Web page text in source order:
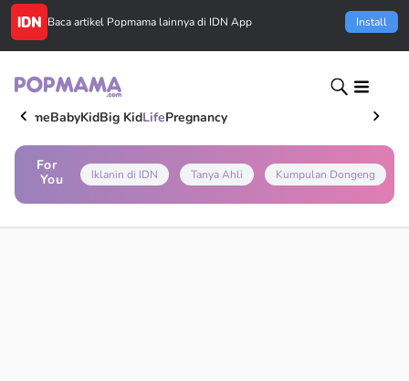
Baca artikel Popmama lainnya di IDN App Install
HomeBabyKidBig KidLifePregnancy
For
You
Iklanin di IDN Tanya Ahli Kumpulan Dongeng